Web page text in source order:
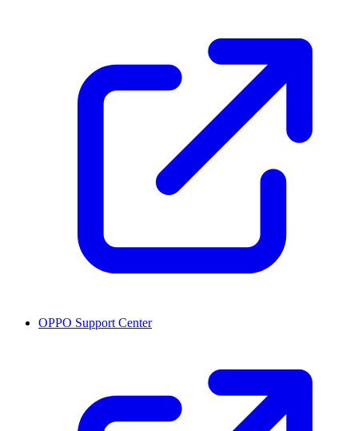
OPPO Support Center